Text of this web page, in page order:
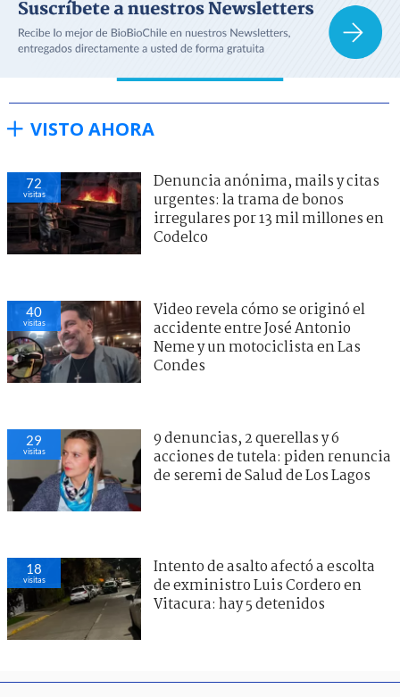
VISTO AHORA
72
visitas
Denuncia anónima, mails y citas
urgentes: la trama de bonos
irregulares por 13 mil millones en
Codelco
40
visitas
Video revela cómo se originó el
accidente entre José Antonio
Neme y un motociclista en Las
Condes
29
visitas
9 denuncias, 2 querellas y 6
acciones de tutela: piden renuncia
de seremi de Salud de Los Lagos
18
visitas
Intento de asalto afectó a escolta
de exministro Luis Cordero en
Vitacura: hay 5 detenidos